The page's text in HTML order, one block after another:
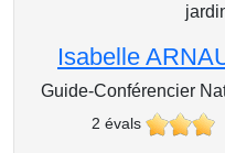
Isabelle
Guide-Conférencier
2 évals